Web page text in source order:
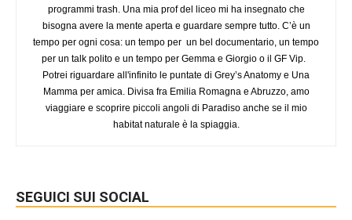
programmi trash. Una mia prof del liceo mi ha insegnato che
bisogna avere la mente aperta e guardare sempre tutto. C’è un
tempo per ogni cosa: un tempo per un bel documentario, un tempo
per un talk polito e un tempo per Gemma e Giorgio o il GF Vip.
Potrei riguardare all'infinito le puntate di Grey’s Anatomy e Una
Mamma per amica. Divisa fra Emilia Romagna e Abruzzo, amo
viaggiare e scoprire piccoli angoli di Paradiso anche se il mio
habitat naturale è la spiaggia.
SEGUICI SUI SOCIAL